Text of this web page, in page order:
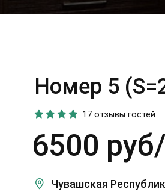
Номер 5
17 отзывы гостей
6500
Чувашская